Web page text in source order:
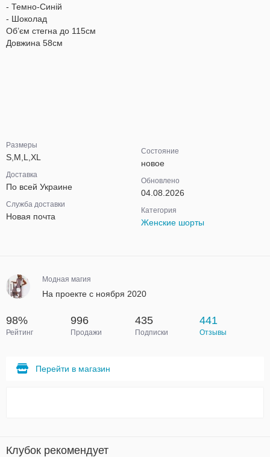
- Темно-Синій
- Шоколад
Об’єм стегна до 115см
Довжина 58см
Размеры
S,M,L,XL
Доставка
По всей Украине
Служба доставки
Новая почта
Состояние
новое
Обновлено
04.08.2026
Категория
Женские шорты
Модная магия
На проекте с ноября 2020
98%
Рейтинг
996
Продажи
435
Подписки
441
Отзывы
Перейти в магазин
Клубок рекомендует